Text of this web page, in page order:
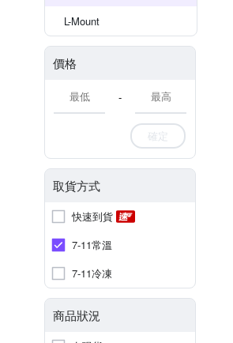
L-Mount
價格
-
確定
取貨方式
快速到貨
7-11常溫
7-11冷凍
商品狀況